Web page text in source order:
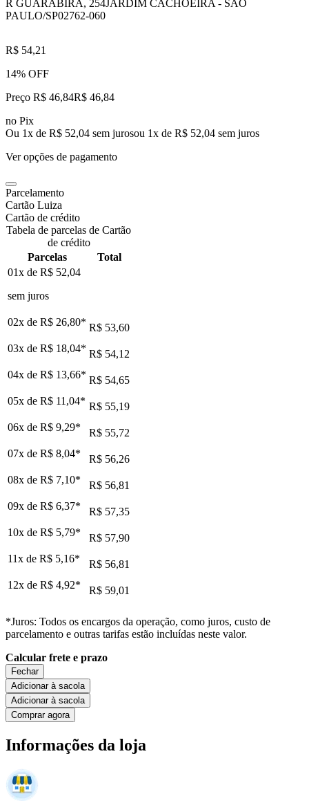
R GUARABIRA, 254JARDIM CACHOEIRA - SAO
PAULO/SP02762-060
R$ 54,21
14% OFF
Preço R$ 46,84R$ 46,84
no Pix
Ou 1x de R$ 52,04 sem jurosou 1x de R$ 52,04 sem juros
Ver opções de pagamento
Parcelamento
Cartão Luiza
Cartão de crédito
Tabela de parcelas de Cartão
de crédito
Parcelas
Total
01x de R$ 52,04
sem juros
02x de R$ 26,80* R$ 53,60
03x de R$ 18,04* R$ 54,12
04x de R$ 13,66* R$ 54,65
05x de R$ 11,04* R$ 55,19
06x de R$ 9,29*
R$ 55,72
07x de R$ 8,04*
R$ 56,26
08x de R$ 7,10*
R$ 56,81
09x de R$ 6,37*
R$ 57,35
10x de R$ 5,79*
R$ 57,90
11x de R$ 5,16*
R$ 56,81
12x de R$ 4,92* R$ 59,01
*Juros: Todos os encargos da operação, como juros, custo de
parcelamento e outras tarifas estão incluídas neste valor.
Calcular frete e prazo
Fechar
Adicionar à sacola
Adicionar à sacola
Comprar agora
Informações da loja